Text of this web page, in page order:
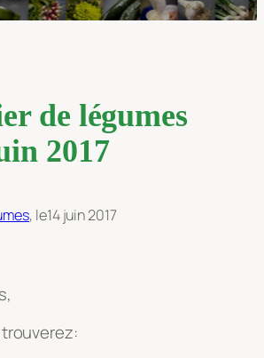
de légumes
2017
, le14 juin 2017